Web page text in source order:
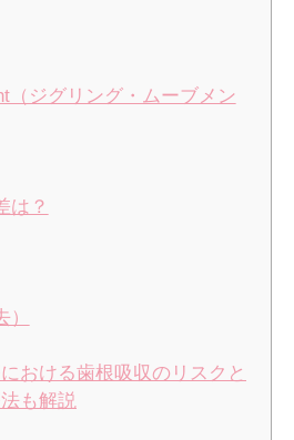
（ジグリング・ムーブメン
は？
おける歯根吸収のリスクと
も解説